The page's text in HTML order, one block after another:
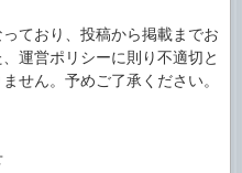
ており、投稿から掲載までお
運営ポリシーに則り不適切と
せん。予めご了承ください。